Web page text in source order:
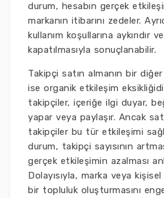
durum, hesabın gerçek
markanın itibarını zedeler.
kullanım koşullarına aykırıdır
kapatılmasıyla sonuçlanabilir.
Takipçi satın almanın bir
ise organik etkileşim
takipçiler, içeriğe ilgi duyar,
yapar veya paylaşır. Ancak
takipçiler bu tür etkileşimi
durum, takipçi sayısının
gerçek etkileşimin azalması
Dolayısıyla, marka veya
bir topluluk oluşturmasını